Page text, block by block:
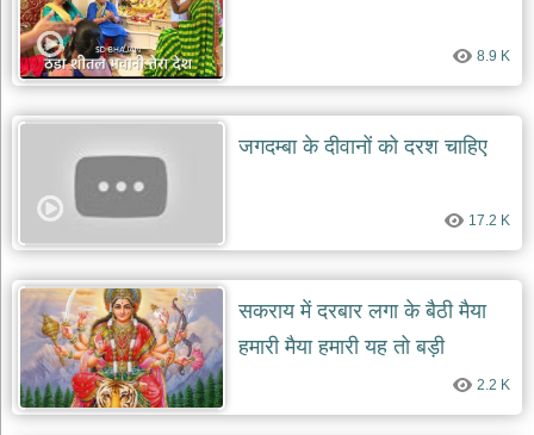
8.9 K
जगदम्बा के दीवानों को दरश चाहिए
17.2 K
सकराय में दरबार लगा के बैठी मैया
हमारी मैया हमारी यह तो बड़ी
2.2 K